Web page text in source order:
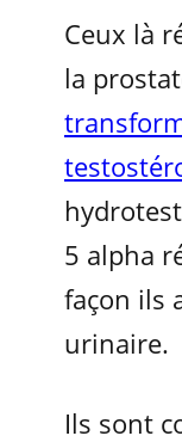
Ceux là
la
5 alpha
façon ils
urinaire.
Ils sont